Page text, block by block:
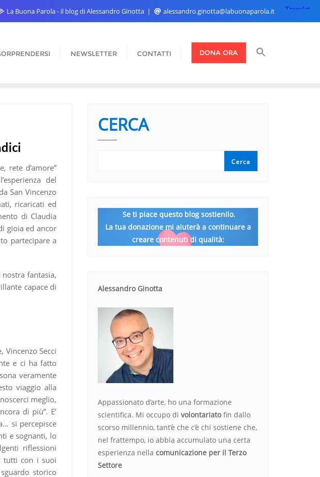
La Buona Parola - il blog di Alessandro Ginotta alessandro.ginotta@labuonaparola.it
NEWSLETTER CONTATTI DONA ORA
rete d’amore”
del
San Vincenzo
ricaricati ed
di Claudia
gioia ed ancor
partecipare a
fantasia,
capace di
Vincenzo Secci
e ci ha fatto
veramente
viaggio alla
meglio,
di più”. E’
si percepisce
e sognanti, lo
riflessioni
tutti con i suoi
storico
CERCA
Cerca
Se ti piace questo blog sostienilo.
La tua donazione mi aiuterà a continuare a
creare contenuti di qualità:
Alessandro Ginotta
Appassionato d’arte, ho una formazione
scientifica. Mi occupo di volontariatofin dallo
scorso millennio, tant’è che c’è chi sostiene che,
nel frattempo, io abbia accumulato una certa
esperienza nella comunicazione per il Terzo
Settore